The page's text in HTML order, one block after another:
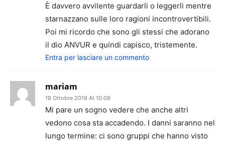
È davvero avvilente guardarli o leggerli mentre
starnazzano sulle loro ragioni incontrovertibili.
Poi mi ricordo che sono gli stessi che adorano
il dio ANVUR e quindi capisco, tristemente.
Entra per lasciare un commento
mariam
18 Ottobre 2019 At 10:08
Mi pare un sogno vedere che anche altri
vedono cosa sta accadendo. I danni saranno nel
lungo termine: ci sono gruppi che hanno visto